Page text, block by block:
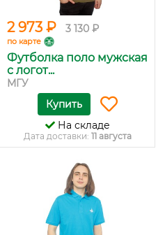
2 973 ₽ 3 130 ₽
по карте
Футболка поло мужская
с логот...
МГУ
Купить
На складе
Дата доставки: 11 августа